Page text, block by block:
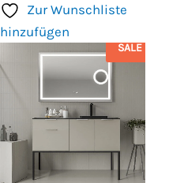
Zur Wunschliste
hinzufügen
SALE